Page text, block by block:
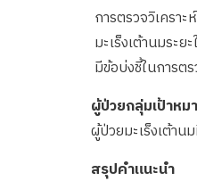
การตรวจวิเครา
มะเร็งเต้านมระ
มีข้อบ่งชี้ในการต
ผู้ป่วยกลุ่มเป้าหม
ผู้ป่วยมะเร็งเต้าน
สรุปคำแนะนำ